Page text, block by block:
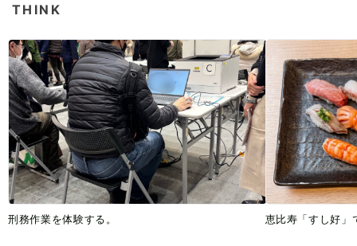
THINK
刑務作業を体験する。 恵比寿「すし好」